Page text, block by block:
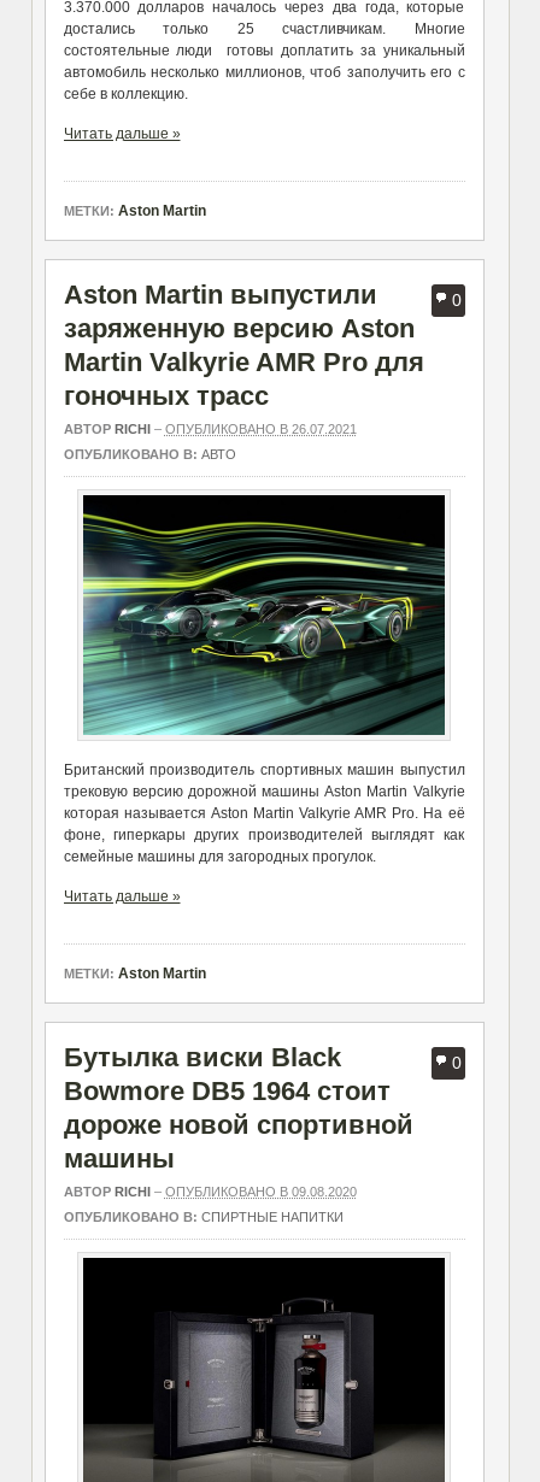
3.370.000 долларов началось через два года, которые
достались только 25 счастливчикам. Многие
состоятельные люди готовы доплатить за уникальный
автомобиль несколько миллионов, чтоб заполучить его с
себе в коллекцию.
Читать дальше »
МЕТКИ: Aston Martin
0
Aston Martin выпустили
заряженную версию Aston
Martin Valkyrie AMR Pro для
гоночных трасс
АВТОР RICHI– ОПУБЛИКОВАНО В 26.07.2021
ОПУБЛИКОВАНО В: АВТО
Британский производитель спортивных машин выпустил
трековую версию дорожной машины Aston Martin Valkyrie
которая называется Aston Martin Valkyrie AMR Pro. На её
фоне, гиперкары других производителей выглядят как
семейные машины для загородных прогулок.
Читать дальше »
МЕТКИ: Aston Martin
0
Бутылка виски Black
Bowmore DB5 1964 стоит
дороже новой спортивной
машины
АВТОР RICHI– ОПУБЛИКОВАНО В 09.08.2020
ОПУБЛИКОВАНО В: СПИРТНЫЕ НАПИТКИ